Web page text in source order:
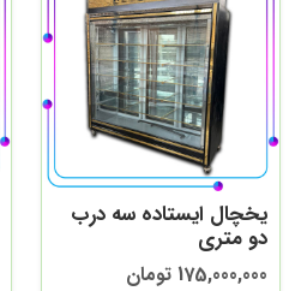
یخچال ایستاده سه درب
دو متری
175,000,000 تومان